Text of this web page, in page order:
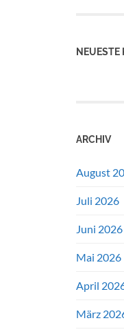
NEUESTE
ARCHIV
August
Juli 2026
Juni 2026
Mai 2026
April
März